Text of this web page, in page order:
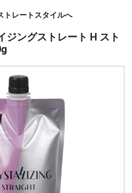
トレートスタイルへ
ジングストレート H スト